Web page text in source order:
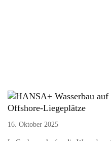
Wasserbau
Offshore-Liegeplätze
16. Oktober 2025